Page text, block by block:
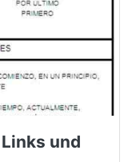
und